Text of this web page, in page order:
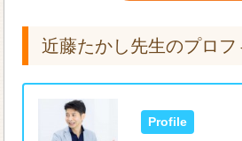
近藤たかし先生のプロフ